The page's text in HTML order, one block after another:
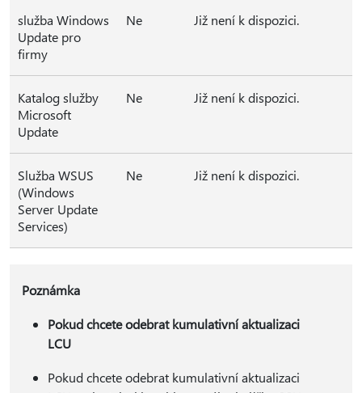
služba Windows
Update pro
firmy
Ne Již není k dispozici.
Katalog služby
Microsoft
Update
Ne Již není k dispozici.
Služba WSUS
(Windows
Server Update
Services)
Ne Již není k dispozici.
Poznámka
Pokud chcete odebrat kumulativní aktualizaci
LCU
Pokud chcete odebrat kumulativní aktualizaci